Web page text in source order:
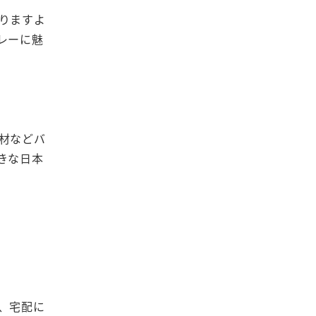
ますよ
ーに魅
などバ
な日本
宅配に